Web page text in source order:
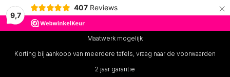
9,7
407 Reviews ×
Maatwerk mogelijk
Korting bij aankoop van meerdere tafels, vraag naar de voorwaarden
2 jaar garantie